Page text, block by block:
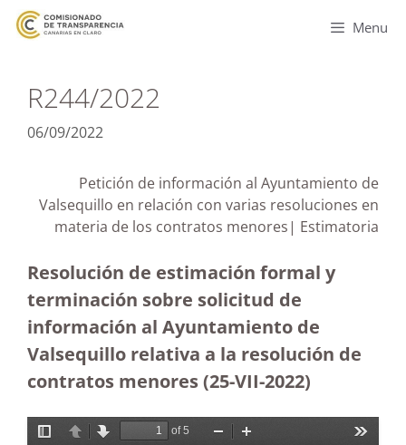
Menu
R244/2022
06/09/2022
Petición de información al Ayuntamiento de
Valsequillo en relación con varias resoluciones en
materia de los contratos menores| Estimatoria
Resolución de estimación formal y
terminación sobre solicitud de
información al Ayuntamiento de
Valsequillo relativa a la resolución de
contratos menores (25-VII-2022)